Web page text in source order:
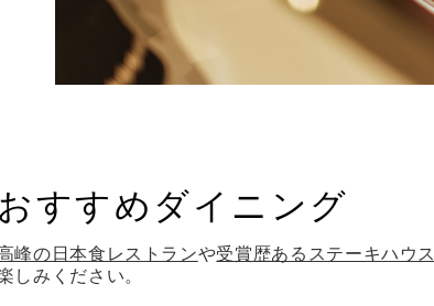
すすめダイニング
峰の日本食レストランや受賞歴あるステーキハウス
しみください。